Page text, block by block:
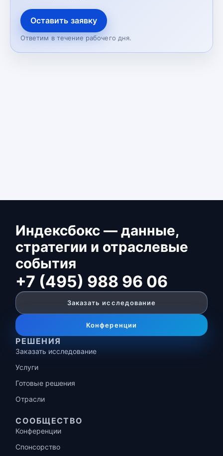
Оставить заявку
Ответим в течение рабочего дня.
Индексбокс — данные,
стратегии и отраслевые
события
+7 (495) 988 96 06
Заказать исследование
Конференции
РЕШЕНИЯ
Заказать исследование
Услуги
Готовые решения
Отрасли
СООБЩЕСТВО
Конференции
Спонсорство